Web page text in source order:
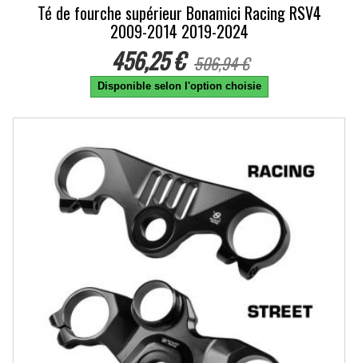
Té de fourche supérieur Bonamici Racing RSV4
2009-2014 2019-2024
456,25 € 506,94 €
Disponible selon l'option choisie